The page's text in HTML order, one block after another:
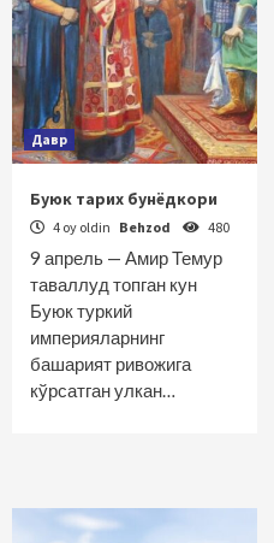
Давр
Буюк тарих бунёдкори
4 oy oldin Behzod 480
9 апрель — Амир Темур
таваллуд топган кун
Буюк туркий
империяларнинг
башарият ривожига
кўрсатган улкан…